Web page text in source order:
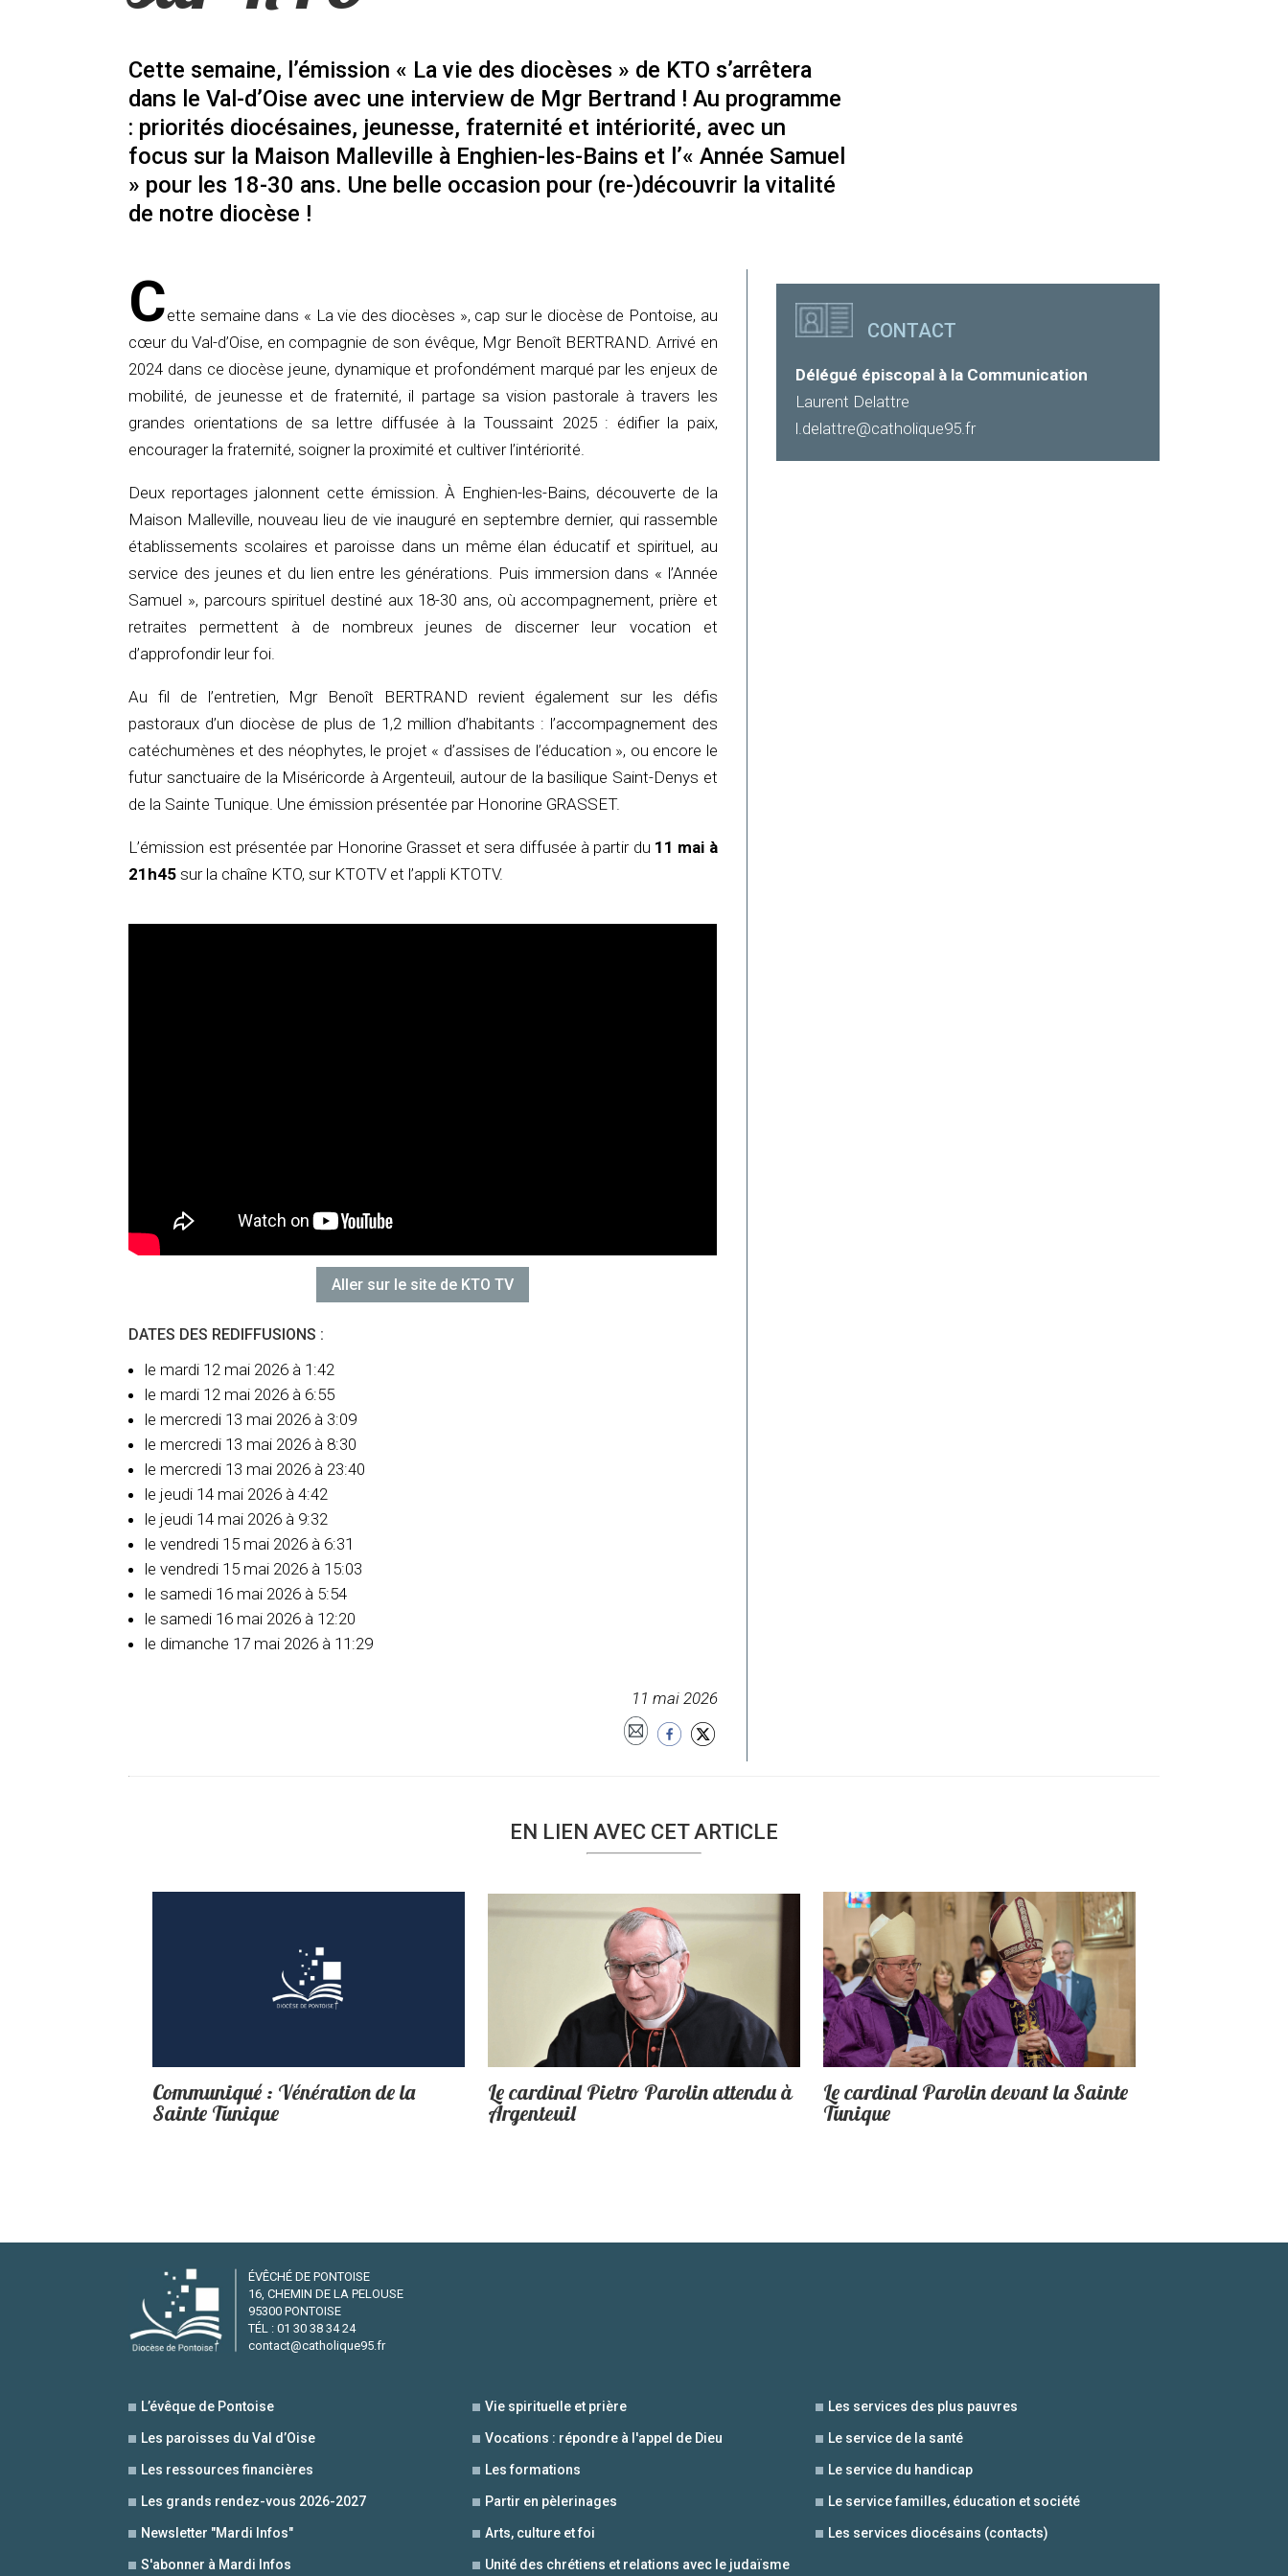
Cette semaine, l’émission « La vie des diocèses » de KTO s’arrêtera
dans le Val-d’Oise avec une interview de Mgr Bertrand ! Au programme
: priorités diocésaines, jeunesse, fraternité et intériorité, avec un
focus sur la Maison Malleville à Enghien-les-Bains et l’« Année Samuel
» pour les 18-30 ans. Une belle occasion pour (re-)découvrir la vitalité
de notre diocèse !
Cette semaine dans « La vie des diocèses », cap sur le diocèse de Pontoise, au
cœur du Val-d’Oise, en compagnie de son évêque, Mgr Benoît BERTRAND. Arrivé en
2024 dans ce diocèse jeune, dynamique et profondément marqué par les enjeux de
mobilité, de jeunesse et de fraternité, il partage sa vision pastorale à travers les
grandes orientations de sa lettre diffusée à la Toussaint 2025 : édifier la paix,
encourager la fraternité, soigner la proximité et cultiver l’intériorité.
Deux reportages jalonnent cette émission. À Enghien-les-Bains, découverte de la
Maison Malleville, nouveau lieu de vie inauguré en septembre dernier, qui rassemble
établissements scolaires et paroisse dans un même élan éducatif et spirituel, au
service des jeunes et du lien entre les générations. Puis immersion dans « l’Année
Samuel », parcours spirituel destiné aux 18-30 ans, où accompagnement, prière et
retraites permettent à de nombreux jeunes de discerner leur vocation et
d’approfondir leur foi.
Au fil de l’entretien, Mgr Benoît BERTRAND revient également sur les défis
pastoraux d’un diocèse de plus de 1,2 million d’habitants : l’accompagnement des
catéchumènes et des néophytes, le projet « d’assises de l’éducation », ou encore le
futur sanctuaire de la Miséricorde à Argenteuil, autour de la basilique Saint-Denys et
de la Sainte Tunique. Une émission présentée par Honorine GRASSET.
L’émission est présentée par Honorine Grasset et sera diffusée à partir du 11 mai à
21h45 sur la chaîne KTO, sur KTOTV et l’appli KTOTV.
Aller sur le site de KTO TV
DATES DES REDIFFUSIONS :
le mardi 12 mai 2026 à 1:42
le mardi 12 mai 2026 à 6:55
le mercredi 13 mai 2026 à 3:09
le mercredi 13 mai 2026 à 8:30
le mercredi 13 mai 2026 à 23:40
le jeudi 14 mai 2026 à 4:42
le jeudi 14 mai 2026 à 9:32
le vendredi 15 mai 2026 à 6:31
le vendredi 15 mai 2026 à 15:03
le samedi 16 mai 2026 à 5:54
le samedi 16 mai 2026 à 12:20
le dimanche 17 mai 2026 à 11:29
11 mai 2026
CONTACT
Délégué épiscopal à la Communication
Laurent Delattre
l.delattre@catholique95.fr
EN LIEN AVEC CET ARTICLE
Communiqué : Vénération de la
Sainte Tunique
Le cardinal Pietro Parolin attendu à
Argenteuil
Le cardinal Parolin devant la Sainte
Tunique
ÉVÊCHÉ DE PONTOISE
16, CHEMIN DE LA PELOUSE
95300 PONTOISE
TÉL : 01 30 38 34 24
contact@catholique95.fr
L’évêque de Pontoise
Les paroisses du Val d’Oise
Les ressources financières
Les grands rendez-vous 2026-2027
Newsletter "Mardi Infos"
S'abonner à Mardi Infos
Vie spirituelle et prière
Vocations : répondre à l'appel de Dieu
Les formations
Partir en pèlerinages
Arts, culture et foi
Unité des chrétiens et relations avec le judaïsme
Les services des plus pauvres
Le service de la santé
Le service du handicap
Le service familles, éducation et société
Les services diocésains (contacts)